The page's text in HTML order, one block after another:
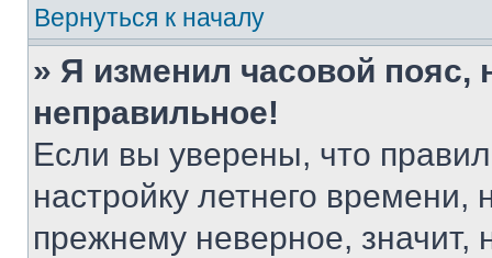
Вернуться к началу
» Я изменил часовой пояс,
неправильное!
Если вы уверены, что
настройку летнего
прежнему неверное, значит,